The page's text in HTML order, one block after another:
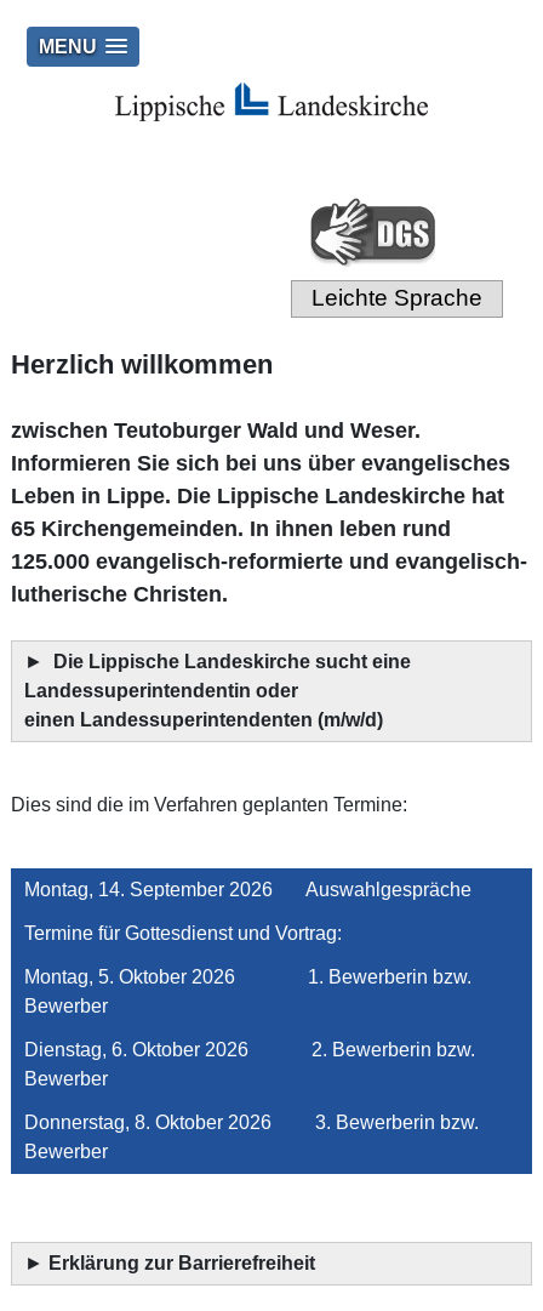
MENU
Leichte Sprache
Herzlich willkommen
zwischen Teutoburger Wald und Weser.
Informieren Sie sich bei uns über evangelisches
Leben in Lippe. Die Lippische Landeskirche hat
65 Kirchengemeinden. In ihnen leben rund
125.000 evangelisch-reformierte und evangelisch-
lutherische Christen.
►
Die Lippische Landeskirche sucht eine
Landessuperintendentin oder
einen Landessuperintendenten (m/w/d)
Dies sind die im Verfahren geplanten Termine:
Montag, 14. September 2026 Auswahlgespräche
Termine für Gottesdienst und Vortrag:
Montag, 5. Oktober 2026 1. Bewerberin bzw.
Bewerber
Dienstag, 6. Oktober 2026 2. Bewerberin bzw.
Bewerber
Donnerstag, 8. Oktober 2026 3. Bewerberin bzw.
Bewerber
► Erklärung zur Barrierefreiheit